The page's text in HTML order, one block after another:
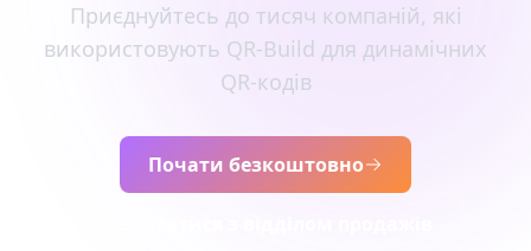
Приєднуйтесь до тисяч компаній, які
використовують QR-Build для динамічних
QR-кодів
Почати безкоштовно